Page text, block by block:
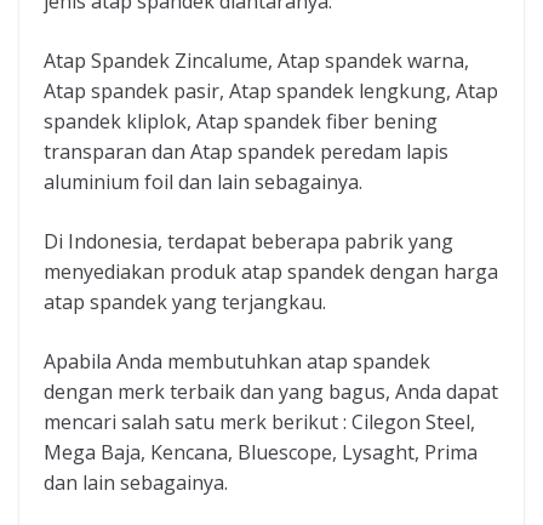
Atap Spandek Zincalume, Atap spandek warna,
Atap spandek pasir, Atap spandek lengkung, Atap
spandek kliplok, Atap spandek fiber bening
transparan dan Atap spandek peredam lapis
aluminium foil dan lain sebagainya.
Di Indonesia, terdapat beberapa pabrik yang
menyediakan produk atap spandek dengan harga
atap spandek yang terjangkau.
Apabila Anda membutuhkan atap spandek
dengan merk terbaik dan yang bagus, Anda dapat
mencari salah satu merk berikut : Cilegon Steel,
Mega Baja, Kencana, Bluescope, Lysaght, Prima
dan lain sebagainya.